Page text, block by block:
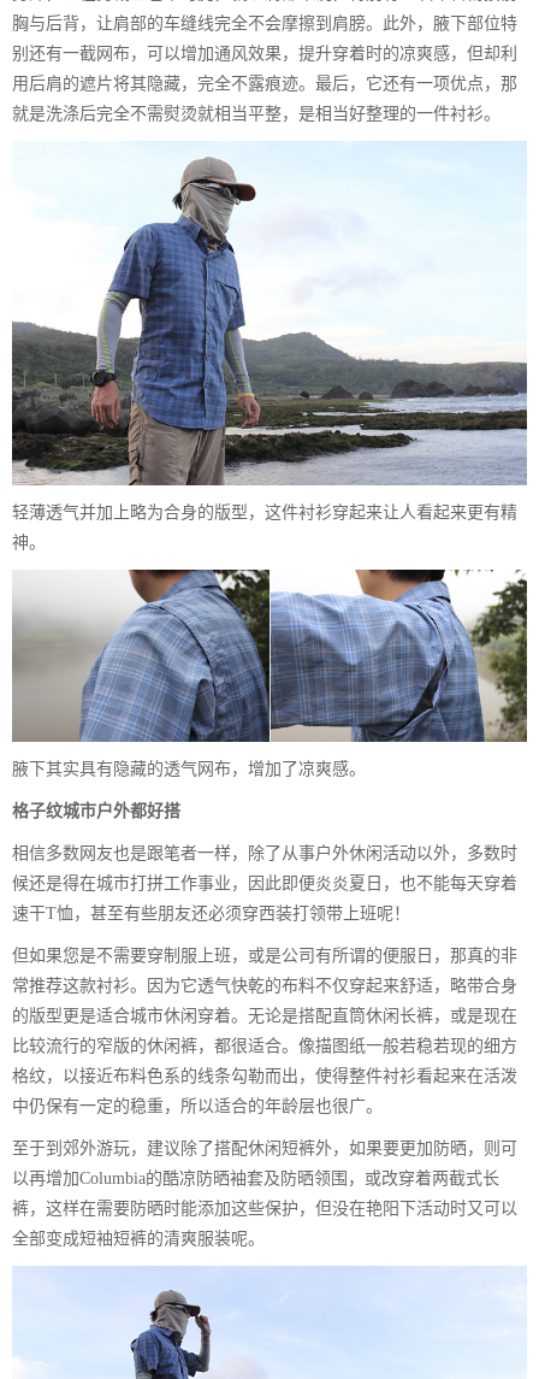
胸与后背，让肩部的车缝线完全不会摩擦到肩膀。此外，腋下部位特
别还有一截网布，可以增加通风效果，提升穿着时的凉爽感，但却利
用后肩的遮片将其隐藏，完全不露痕迹。最后，它还有一项优点，那
就是洗涤后完全不需熨烫就相当平整，是相当好整理的一件衬衫。
轻薄透气并加上略为合身的版型，这件衬衫穿起来让人看起来更有精
神。
腋下其实具有隐藏的透气网布，增加了凉爽感。
格子纹城市户外都好搭
相信多数网友也是跟笔者一样，除了从事户外休闲活动以外，多数时
候还是得在城市打拼工作事业，因此即便炎炎夏日，也不能每天穿着
速干T恤，甚至有些朋友还必须穿西装打领带上班呢！
但如果您是不需要穿制服上班，或是公司有所谓的便服日，那真的非
常推荐这款衬衫。因为它透气快乾的布料不仅穿起来舒适，略带合身
的版型更是适合城市休闲穿着。无论是搭配直筒休闲长裤，或是现在
比较流行的窄版的休闲裤，都很适合。像描图纸一般若稳若现的细方
格纹，以接近布料色系的线条勾勒而出，使得整件衬衫看起来在活泼
中仍保有一定的稳重，所以适合的年龄层也很广。
至于到郊外游玩，建议除了搭配休闲短裤外，如果要更加防晒，则可
以再增加Columbia的酷凉防晒袖套及防晒领围，或改穿着两截式长
裤，这样在需要防晒时能添加这些保护，但没在艳阳下活动时又可以
全部变成短袖短裤的清爽服装呢。